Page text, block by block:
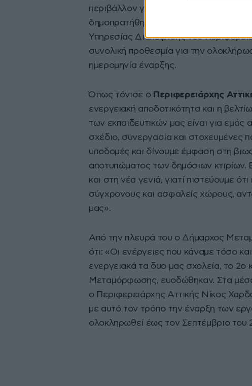
περιβάλλον για τη μάθηση και την
δημοπρατήθηκε στις 19 Απριλίου
Υπηρεσίας Διαχείρισης του
συνολική προθεσμία για την
ημερομηνία έναρξης.
Όπως τόνισε οΠεριφερειάρχης
ενεργειακή αποδοτικότητα και η
των εκπαιδευτικών μας είναι για
σχέδιο, συνεργασία και στοχευμένες
υποδομές και δίνουμε έμφαση στη
αποτυπώματος των δημόσιων κτιρίων.
και στη νέα γενιά, γιατί πιστεύουμε
σύγχρονους και ασφαλείς χώρους,
μας».
Από την πλευρά του ο Δήμαρχος
ότι: «Οι ενέργειες που κάναμε τόσο
ενεργειακά τα δυο μας σχολεία, το 2ο
Μεταμόρφωσης, ευοδώθηκαν. Στα μέσα
ο Περιφερειάρχης Αττικής Νίκος
με αυτό τον τρόπο την έναρξη των
ολοκληρωθεί έως τον Σεπτέμβριο του